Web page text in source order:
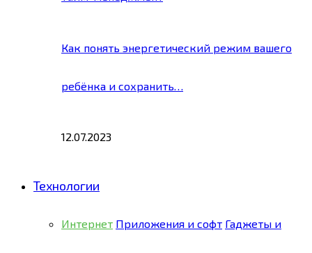
Как понять энергетический режим вашего
ребёнка и сохранить…
12.07.2023
Технологии
Интернет Приложения и софт Гаджеты и